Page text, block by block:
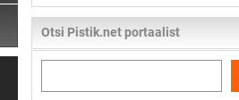
Otsi Pistik.net portaalist
kogu